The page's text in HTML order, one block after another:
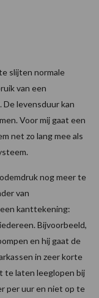
slijten normale
van een
levensduur kan
Voor mij gaat een
net zo lang mee als
nog meer te
van
kanttekening:
Bijvoorbeeld,
en hij gaat de
in zeer korte
te laten leeglopen bij
per uur en niet op te